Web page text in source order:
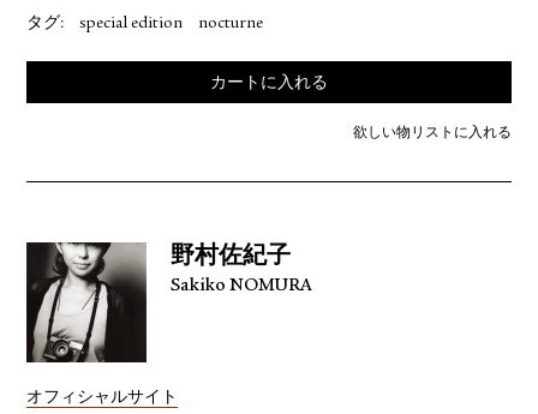
カートに入れる
欲しい物リストに入れる
タグ: special edition nocturne
野村佐紀子
Sakiko NOMURA
オフィシャルサイト